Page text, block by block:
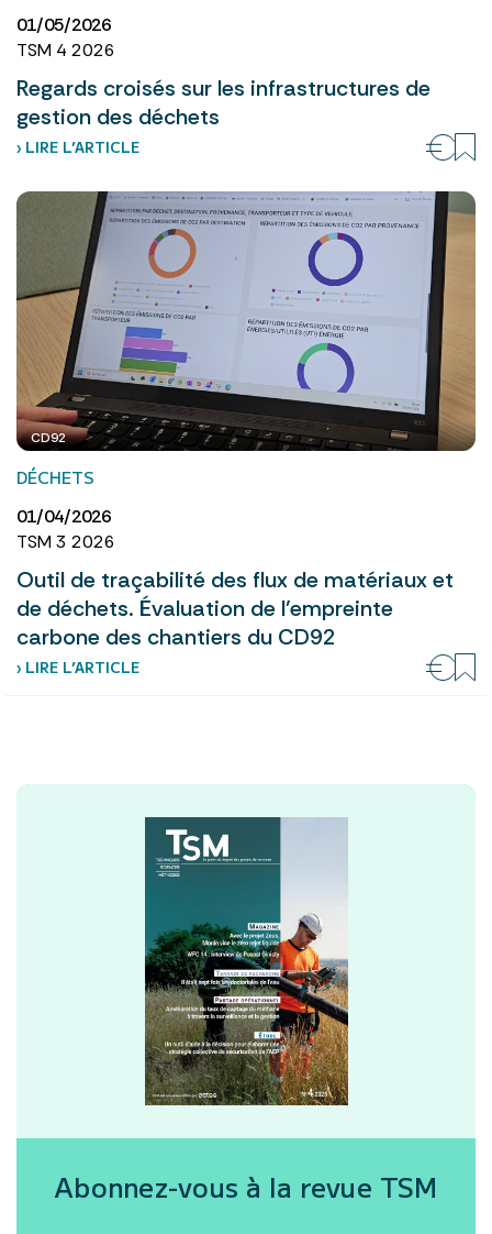
01/05/2026
TSM 4 2026
Regards croisés sur les infrastructures de
gestion des déchets
› LIRE L’ARTICLE
CD92
DÉCHETS
01/04/2026
TSM 3 2026
Outil de traçabilité des flux de matériaux et
de déchets. Évaluation de l’empreinte
carbone des chantiers du CD92
› LIRE L’ARTICLE
Abonnez-vous à la revue TSM